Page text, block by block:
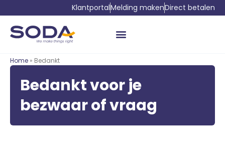
KlantportalMelding makenDirect betalen
Home » Bedankt
Bedankt voor je
bezwaar of vraag